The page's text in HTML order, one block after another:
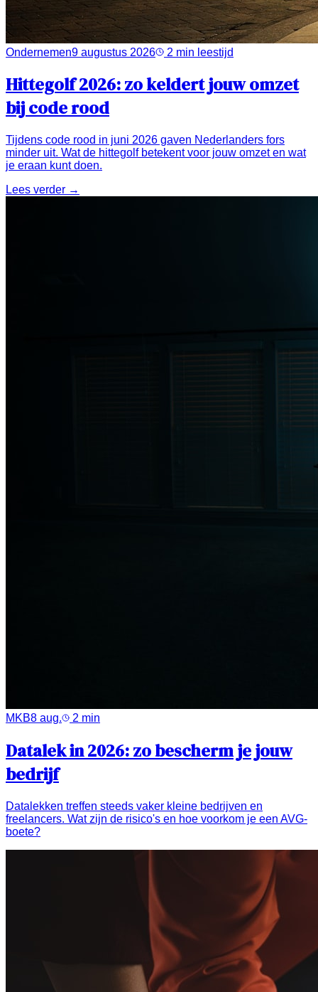
Ondernemen9 augustus 2026 2 min leestijd
Hittegolf 2026: zo keldert jouw omzet
bij code rood
Tijdens code rood in juni 2026 gaven Nederlanders fors
minder uit. Wat de hittegolf betekent voor jouw omzet en wat
je eraan kunt doen.
Lees verder →
MKB8 aug. 2 min
Datalek in 2026: zo bescherm je jouw
bedrijf
Datalekken treffen steeds vaker kleine bedrijven en
freelancers. Wat zijn de risico's en hoe voorkom je een AVG-
boete?